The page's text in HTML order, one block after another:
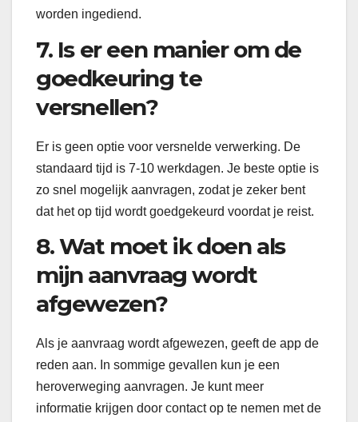
worden ingediend.
7. Is er een manier om de
goedkeuring te
versnellen?
Er is geen optie voor versnelde verwerking. De
standaard tijd is 7-10 werkdagen. Je beste optie is
zo snel mogelijk aanvragen, zodat je zeker bent
dat het op tijd wordt goedgekeurd voordat je reist.
8. Wat moet ik doen als
mijn aanvraag wordt
afgewezen?
Als je aanvraag wordt afgewezen, geeft de app de
reden aan. In sommige gevallen kun je een
heroverweging aanvragen. Je kunt meer
informatie krijgen door contact op te nemen met de